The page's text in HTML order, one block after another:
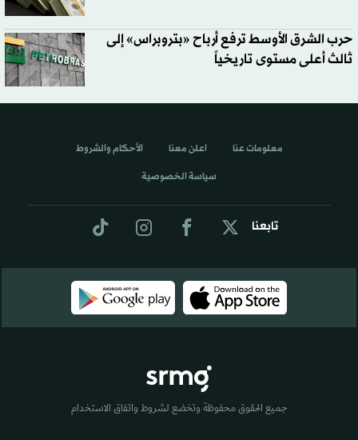
حرب الشرق الأوسط ترفع أرباح «بتروبراس» إلى
ثالث أعلى مستوى تاريخياً
تابعنا
معلومات عنا اعلن معنا الأحكام والشروط
سياسة الخصوصية
جميع الحقوق محفوظة وتخضع لشروط واتفاق الاستخدام